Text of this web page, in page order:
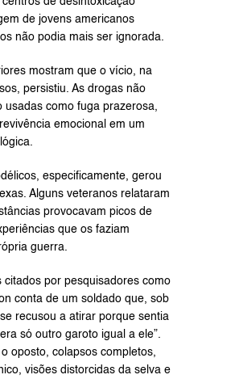
de jovens americanos
não podia mais ser ignorada.
mostram que o vício, na
persistiu. As drogas não
usadas como fuga prazerosa,
emocional em um
especificamente, gerou
Alguns veteranos relataram
provocavam picos de
que os faziam
guerra.
citados por pesquisadores como
conta de um soldado que, sob
recusou a atirar porque sentia
só outro garoto igual a ele”.
oposto, colapsos completos,
visões distorcidas da selva e